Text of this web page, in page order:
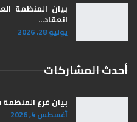
بيان المنظمة
انعقاد…
يوليو 28, 2026
أحدث المشاركات
بيان فرع
أغسطس 4, 2026